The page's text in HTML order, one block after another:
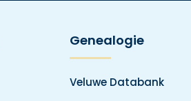
Genealogie
Veluwe Databank